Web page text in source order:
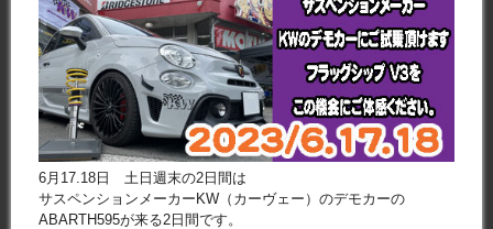
6月17.18日 土日週末の2日間は
サスペンションメーカーKW（カーヴェー）のデモカーの
ABARTH595が来る2日間です。